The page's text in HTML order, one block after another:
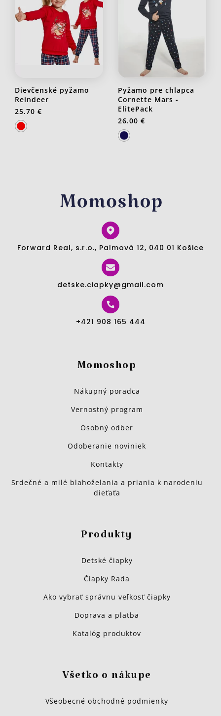
Dievčenské pyžamo
Reindeer
25.70 €
Pyžamo pre chlapca
Cornette Mars -
ElitePack
26.00 €
Forward Real, s.r.o., Palmová 12, 040 01 Košice
detske.ciapky@gmail.com
+421 908 165 444
Momoshop
Nákupný poradca
Vernostný program
Osobný odber
Odoberanie noviniek
Kontakty
Srdečné a milé blahoželania a priania k narodeniu
dieťaťa
Produkty
Detské čiapky
Čiapky Rada
Ako vybrať správnu veľkosť čiapky
Doprava a platba
Katalóg produktov
Všetko o nákupe
Všeobecné obchodné podmienky